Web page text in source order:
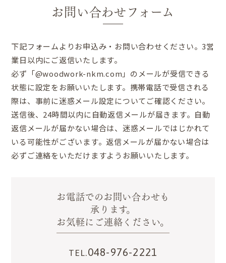
お問い合わせフォーム
下記フォームよりお申込み・お問い合わせください。3営
業日以内にご返信いたします。
必ず「@woodwork-nkm.com」のメールが受信できる
状態に設定をお願いいたします。携帯電話で受信される
際は、事前に迷惑メール設定についてご確認ください。
送信後、24時間以内に自動返信メールが届きます。自動
返信メールが届かない場合は、迷惑メールではじかれて
いる可能性がございます。返信メールが届かない場合は
必ずご連絡をいただけますようお願いいたします。
お電話でのお問い合わせも
承ります。
お気軽にご連絡ください。
TEL.048-976-2221